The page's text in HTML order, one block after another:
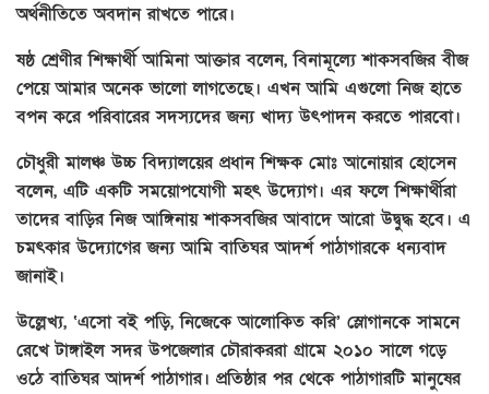
অর্থনীতিতে অবদান রাখতে পারে।
ষষ্ঠ শ্রেণীর শিক্ষার্থী আমিনা আক্তার বলেন, বিনামূল্যে শাকসবজির বীজ
পেয়ে আমার অনেক ভালো লাগতেছে। এখন আমি এগুলো নিজ হাতে
বপন করে পরিবারের সদস্যদের জন্য খাদ্য উৎপাদন করতে পারবো।
চৌধুরী মালঞ্চ উচ্চ বিদ্যালয়ের প্রধান শিক্ষক মোঃ আনোয়ার হোসেন
বলেন, এটি একটি সময়োপযোগী মহৎ উদ্যোগ। এর ফলে শিক্ষার্থীরা
তাদের বাড়ির নিজ আঙ্গিনায় শাকসবজির আবাদে আরো উদ্বুদ্ধ হবে। এ
চমৎকার উদ্যোগের জন্য আমি বাতিঘর আদর্শ পাঠাগারকে ধন্যবাদ
জানাই।
উল্লেখ্য, ‘এসো বই পড়ি, নিজেকে আলোকিত করি’ স্লোগানকে সামনে
রেখে টাঙ্গাইল সদর উপজেলার চৌরাকররা গ্রামে ২০১০ সালে গড়ে
ওঠে বাতিঘর আদর্শ পাঠাগার। প্রতিষ্ঠার পর থেকে পাঠাগারটি মানুষের